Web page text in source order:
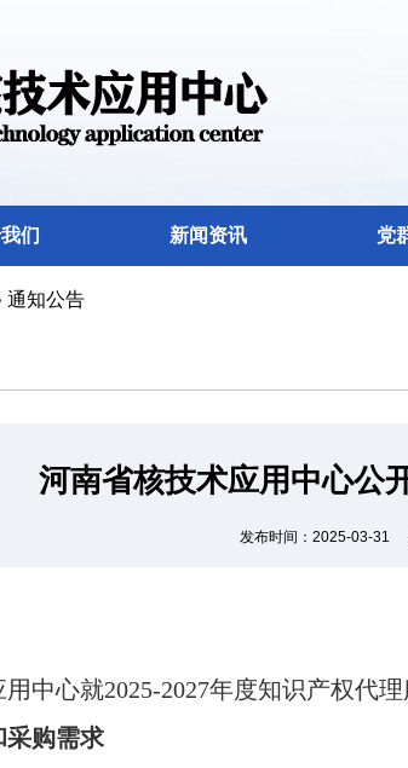
们 新闻资讯 党
通知公告
河南省核技术应用中心公
发布时间：2025-03-
中心就2025-2027年度知识产权代
采购需求